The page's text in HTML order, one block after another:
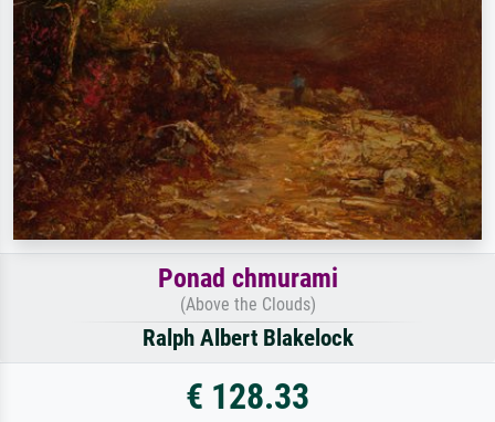
Ponad chmurami
(Above the Clouds)
Ralph Albert Blakelock
€ 128.33